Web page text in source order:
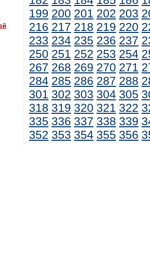
199 200 201 202 203
216 217 218 219 220
233 234 235 236 237
250 251 252 253 254
267 268 269 270 271
284 285 286 287 288
301 302 303 304 305
318 319 320 321 322
335 336 337 338 339
352 353 354 355 356